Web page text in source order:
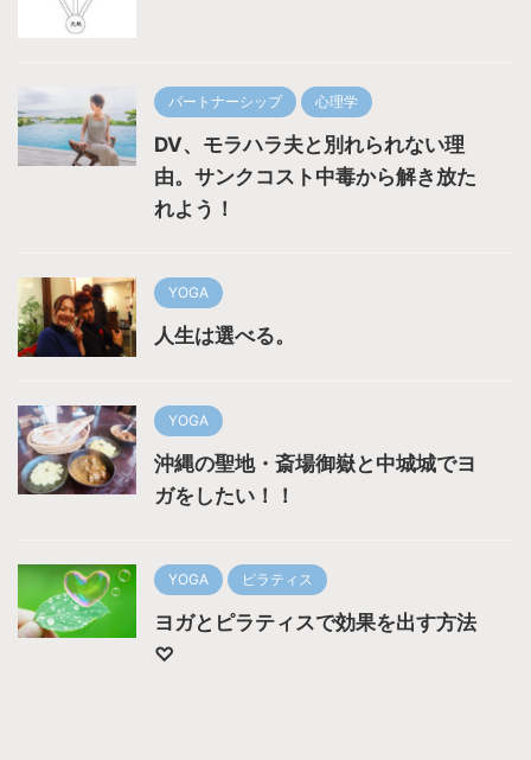
パートナーシップ 心理学
DV、モラハラ夫と別れられない理
由。サンクコスト中毒から解き放た
れよう！
YOGA
人生は選べる。
YOGA
沖縄の聖地・斎場御嶽と中城城でヨ
ガをしたい！！
YOGA ピラティス
ヨガとピラティスで効果を出す方法
♡